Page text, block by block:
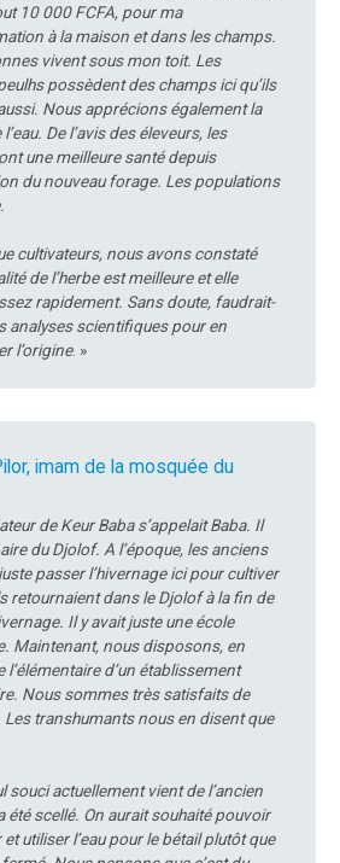
10 000 FCFA, pour ma
à la maison et dans les champs.
vivent sous mon toit. Les
possèdent des champs ici qu’ils
Nous apprécions également la
De l’avis des éleveurs, les
une meilleure santé depuis
du nouveau forage. Les populations
cultivateurs, nous avons constaté
de l’herbe est meilleure et elle
rapidement. Sans doute, faudrait-
analyses scientifiques pour en
l’origine. »
imam de la mosquée du
de Keur Baba s’appelait Baba. Il
du Djolof. A l’époque, les anciens
passer l’hivernage ici pour cultiver
retournaient dans le Djolof à la fin de
Il y avait juste une école
Maintenant, nous disposons, en
l’élémentaire d’un établissement
Nous sommes très satisfaits de
Les transhumants nous en disent que
souci actuellement vient de l’ancien
été scellé. On aurait souhaité pouvoir
et utiliser l’eau pour le bétail plutôt que